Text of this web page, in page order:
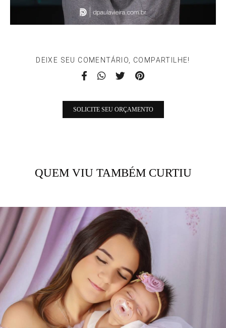
DEIXE SEU COMENTÁRIO, COMPARTILHE!
SOLICITE SEU ORÇAMENTO
QUEM VIU TAMBÉM CURTIU